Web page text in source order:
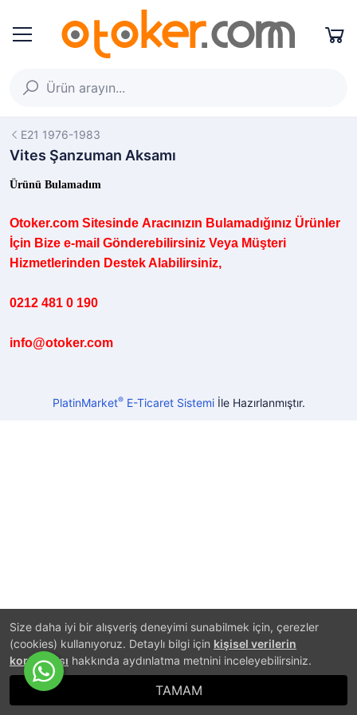
Size daha iyi bir alışveriş deneyimi sunabilmek için, çerezler
(cookies) kullanıyoruz. Detaylı bilgi için kişisel verilerin
korunması hakkında aydınlatma metnini inceleyebilirsiniz.
TAMAM
E21 1976-1983
Vites Şanzuman Aksamı
Ürünü Bulamadım
Otoker.com Sitesinde Aracınızın Bulamadığınız Ürünler
İçin Bize e-mail Gönderebilirsiniz Veya Müşteri
Hizmetlerinden Destek Alabilirsiniz,
0212 481 0 190
info@otoker.com
PlatinMarket®E-Ticaret Sistemiİle Hazırlanmıştır.